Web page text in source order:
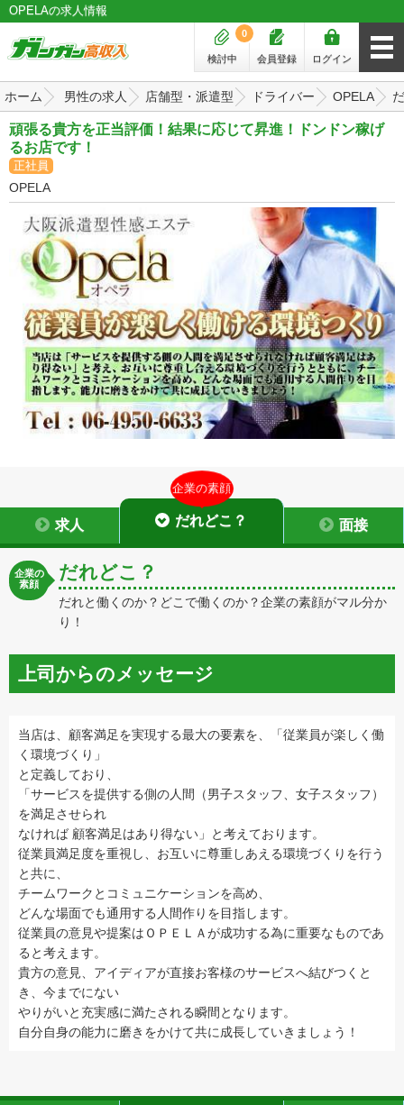
OPELAの求人情報
ログイン
会員登録
検討中
0
ホーム 男性の求人 店舗型・派遣型 ドライバー OPELA
頑張る貴方を正当評価！結果に応じて昇進！ドンドン稼げ
るお店です！
正社員
OPELA
求人
企業の素顔
だれどこ？ 面接
企業の
素顔
だれどこ？
だれと働くのか？どこで働くのか？企業の素顔がマル分か
り！
上司からのメッセージ
当店は、顧客満足を実現する最大の要素を、「従業員が楽しく働
く環境づくり」
と定義しており、
「サービスを提供する側の人間（男子スタッフ、女子スタッフ）
を満足させられ
なければ 顧客満足はあり得ない」と考えております。
従業員満足度を重視し、お互いに尊重しあえる環境づくりを行う
と共に、
チームワークとコミュニケーションを高め、
どんな場面でも通用する人間作りを目指します。
従業員の意見や提案はＯＰＥＬＡが成功する為に重要なものであ
ると考えます。
貴方の意見、アイディアが直接お客様のサービスへ結びつくと
き、今までにない
やりがいと充実感に満たされる瞬間となります。
自分自身の能力に磨きをかけて共に成長していきましょう！